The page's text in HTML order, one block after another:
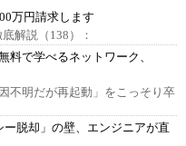
万円請求します
解説（138）：
で学べるネットワーク、
不明だが再起動」をこっそり卒
脱却」の壁、エンジニアが直